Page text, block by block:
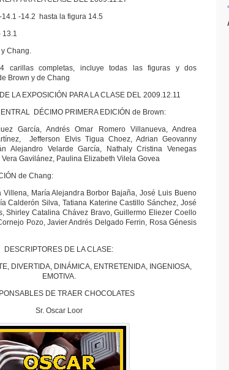
14.1 -14.2 hasta la figura 14.5
13.1
Chang.
carillas completas, incluye todas las figuras y dos
Brown y de Chang
LA EXPOSICIÓN PARA LA CLASE DEL 2009.12.11
DÉCIMO PRIMERA EDICIÓN de Brown:
García, Andrés Omar Romero Villanueva, Andrea
Jefferson Elvis Tigua Choez, Adrian Geovanny
Alejandro Velarde García, Nathaly Cristina Venegas
Gavilánez, Paulina Elizabeth Vilela Govea
de Chang:
Villena, María Alejandra Borbor Bajaña, José Luis Bueno
Calderón Silva, Tatiana Katerine Castillo Sánchez, José
Shirley Catalina Chávez Bravo, Guillermo Eliezer Coello
Pozo, Javier Andrés Delgado Ferrin, Rosa Génesis
DESCRIPTORES DE LA CLASE:
DIVERTIDA, DINÁMICA, ENTRETENIDA, INGENIOSA,
EMOTIVA.
DE TRAER CHOCOLATES
Sr. Oscar Loor